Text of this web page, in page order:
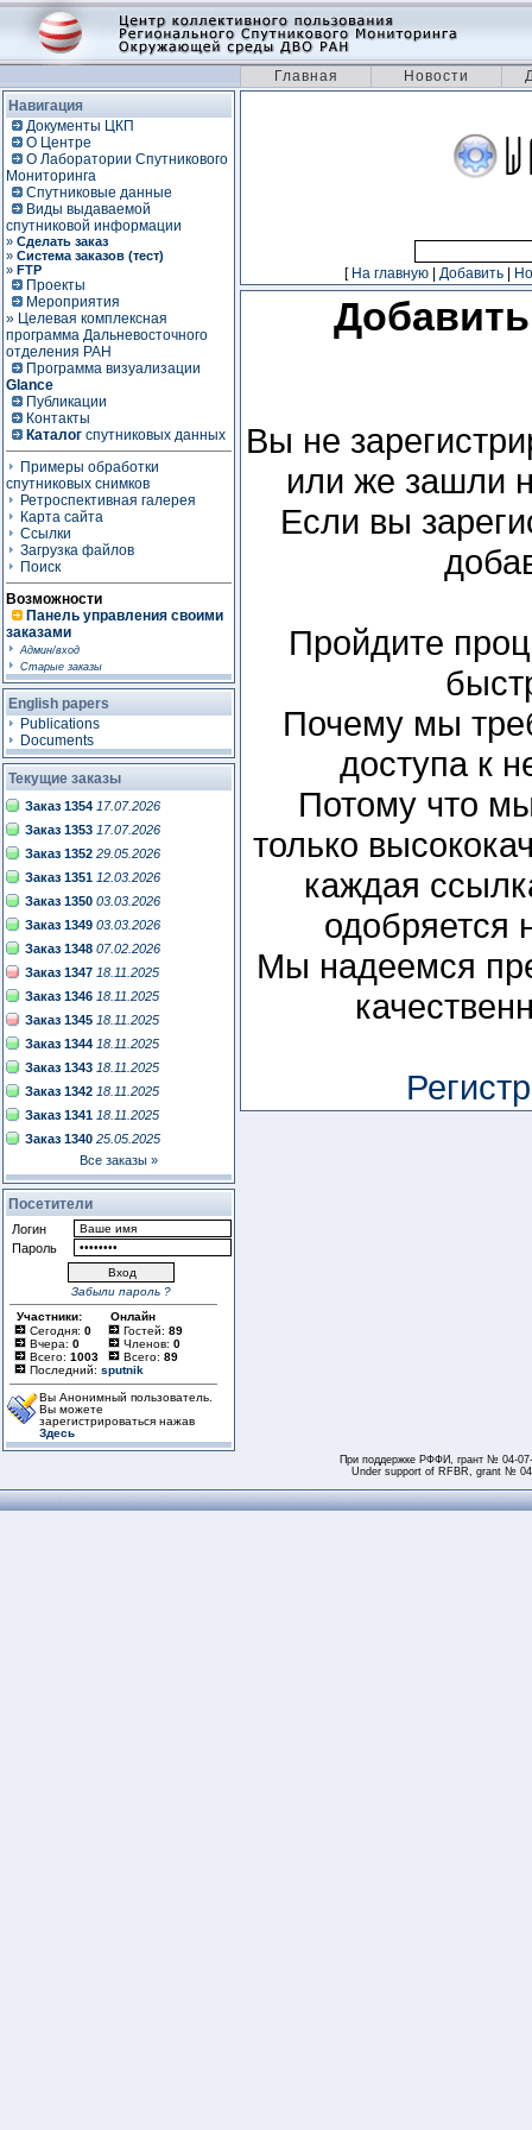
Главная Новости
Навигация
Документы ЦКП
О Центре
О Лаборатории Спутникового
Мониторинга
Спутниковые данные
Виды выдаваемой
спутниковой информации
» Сделать заказ
» Система заказов (тест)
» FTP
Проекты
Мероприятия
» Целевая комплексная
программа Дальневосточного
отделения РАН
Программа визуализации
Glance
Публикации
Контакты
Каталог спутниковых данных
Примеры обработки
спутниковых снимков
Ретроспективная галерея
Карта сайта
Ссылки
Загрузка файлов
Поиск
Возможности
Панель управления своими
заказами
Админ/вход
Старые заказы
English papers
Publications
Documents
Текущие заказы
Заказ 1354 17.07.2026
Заказ 1353 17.07.2026
Заказ 1352 29.05.2026
Заказ 1351 12.03.2026
Заказ 1350 03.03.2026
Заказ 1349 03.03.2026
Заказ 1348 07.02.2026
Заказ 1347 18.11.2025
Заказ 1346 18.11.2025
Заказ 1345 18.11.2025
Заказ 1344 18.11.2025
Заказ 1343 18.11.2025
Заказ 1342 18.11.2025
Заказ 1341 18.11.2025
Заказ 1340 25.05.2025
Все заказы »
Посетители
Логин
Пароль
Забыли пароль ?
Участники:
Сегодня: 0
Вчера: 0
Всего: 1003
Онлайн
Гостей: 89
Членов: 0
Всего: 89
Последний: sputnik
Вы Анонимный пользователь.
Вы можете
зарегистрироваться нажав
Здесь
[ На главную Добавить
Вы не
или же зашли
Если вы
Пройдите
Почему мы
доступа к
Потому что
только
каждая
одобряется
Мы надеемся
При поддержке РФФИ, грант № 04-
Under support of RFBR, grant №